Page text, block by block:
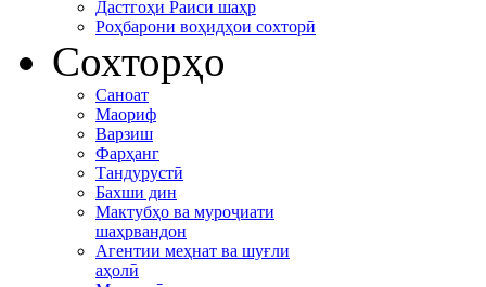
Дастгоҳи Раиси шаҳр
Роҳбарони воҳидҳои сохторӣ
Сохторҳо
Саноат
Маориф
Варзиш
Фарҳанг
Тандурустӣ
Бахши дин
Мактубҳо ва муроҷиати
шаҳрвандон
Агентии меҳнат ва шуғли
аҳолӣ